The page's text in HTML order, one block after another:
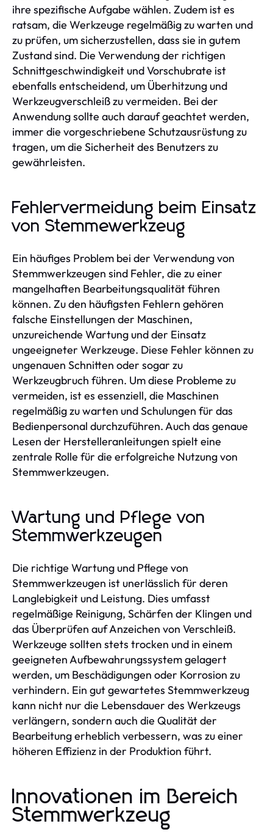
ihre spezifische Aufgabe wählen. Zudem ist es
ratsam, die Werkzeuge regelmäßig zu warten und
zu prüfen, um sicherzustellen, dass sie in gutem
Zustand sind. Die Verwendung der richtigen
Schnittgeschwindigkeit und Vorschubrate ist
ebenfalls entscheidend, um Überhitzung und
Werkzeugverschleiß zu vermeiden. Bei der
Anwendung sollte auch darauf geachtet werden,
immer die vorgeschriebene Schutzausrüstung zu
tragen, um die Sicherheit des Benutzers zu
gewährleisten.
Fehlervermeidung beim Einsatz
von Stemmewerkzeug
Ein häufiges Problem bei der Verwendung von
Stemmwerkzeugen sind Fehler, die zu einer
mangelhaften Bearbeitungsqualität führen
können. Zu den häufigsten Fehlern gehören
falsche Einstellungen der Maschinen,
unzureichende Wartung und der Einsatz
ungeeigneter Werkzeuge. Diese Fehler können zu
ungenauen Schnitten oder sogar zu
Werkzeugbruch führen. Um diese Probleme zu
vermeiden, ist es essenziell, die Maschinen
regelmäßig zu warten und Schulungen für das
Bedienpersonal durchzuführen. Auch das genaue
Lesen der Herstelleranleitungen spielt eine
zentrale Rolle für die erfolgreiche Nutzung von
Stemmwerkzeugen.
Wartung und Pflege von
Stemmwerkzeugen
Die richtige Wartung und Pflege von
Stemmwerkzeugen ist unerlässlich für deren
Langlebigkeit und Leistung. Dies umfasst
regelmäßige Reinigung, Schärfen der Klingen und
das Überprüfen auf Anzeichen von Verschleiß.
Werkzeuge sollten stets trocken und in einem
geeigneten Aufbewahrungssystem gelagert
werden, um Beschädigungen oder Korrosion zu
verhindern. Ein gut gewartetes Stemmwerkzeug
kann nicht nur die Lebensdauer des Werkzeugs
verlängern, sondern auch die Qualität der
Bearbeitung erheblich verbessern, was zu einer
höheren Effizienz in der Produktion führt.
Innovationen im Bereich
Stemmwerkzeug